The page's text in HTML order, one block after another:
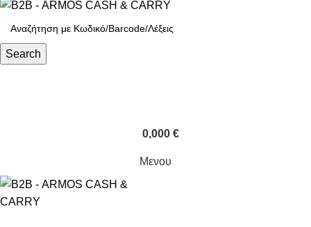
Search
0,000 €
Μενου